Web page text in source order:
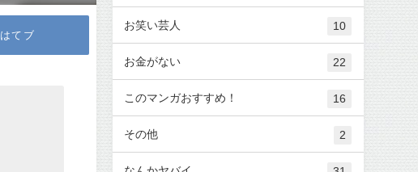
はてブ
お笑い芸人 10
お金がない 22
このマンガおすすめ！ 16
その他 2